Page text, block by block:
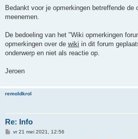
h
Bedankt voor je opmerkingen betreffende de
meenemen.
De bedoeling van het "Wiki opmerkingen
opmerkingen over de wiki in dit forum
onderwerp en niet als reactie op.
Jeroen
remoldkrol
Re: Info
Bvr 21 mei 2021, 12:56